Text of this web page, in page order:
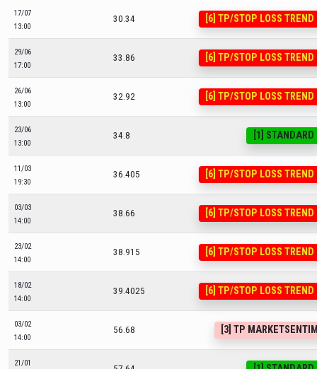
17/07
13:00
30.34 [6] TP/STOP LOSS TREND
29/06
17:00
33.86 [6] TP/STOP LOSS TREND
26/06
13:00
32.92 [6] TP/STOP LOSS TREND
23/06
13:00
34.8 [1] STANDARD
11/03
19:30
36.405 [6] TP/STOP LOSS TREND
03/03
14:00
38.66 [6] TP/STOP LOSS TREND
23/02
14:00
38.915 [6] TP/STOP LOSS TREND
18/02
14:00
39.4025 [6] TP/STOP LOSS TREND
03/02
14:00
56.68 [3] TP
21/01